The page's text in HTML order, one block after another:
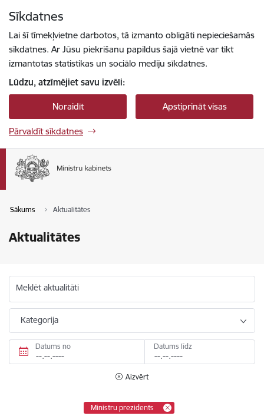
Sīkdatnes
Lai šī tīmekļvietne darbotos, tā izmanto obligāti nepieciešamās
sīkdatnes. Ar Jūsu piekrišanu papildus šajā vietnē var tikt
izmantotas statistikas un sociālo mediju sīkdatnes.
Lūdzu, atzīmējiet savu izvēli:
Noraidīt Apstiprināt visas
Pārvaldīt sīkdatnes
Sākums Aktualitātes
Aktualitātes
Meklēt aktualitāti
Kategorija
Datums no Datums līdz
Aizvērt
Ministru prezidents